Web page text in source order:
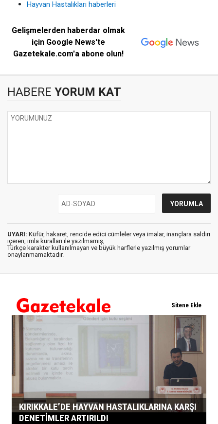
Hayvan Hastalıkları haberleri
Gelişmelerden haberdar olmak
için Google News'te
Gazetekale.com'a abone olun!
HABERE YORUM KAT
UYARI: Küfür, hakaret, rencide edici cümleler veya imalar, inançlara saldırı
içeren, imla kuralları ile yazılmamış,
Türkçe karakter kullanılmayan ve büyük harflerle yazılmış yorumlar
onaylanmamaktadır.